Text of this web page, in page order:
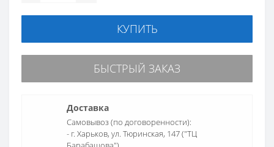
КУПИТЬ
БЫСТРЫЙ ЗАКАЗ
Доставка
Самовывоз (по договоренности):
- г. Харьков, ул. Тюринская, 147 ("ТЦ